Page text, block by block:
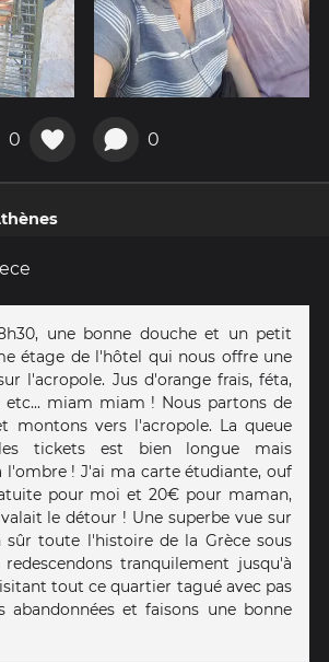
0 0
une bonne douche et un petit
étage de l'hôtel qui nous offre une
l'acropole. Jus d'orange frais, féta,
etc... miam miam ! Nous partons de
montons vers l'acropole. La queue
tickets est bien longue mais
l'ombre ! J'ai ma carte étudiante, ouf
pour moi et 20€ pour maman,
le détour ! Une superbe vue sur
sûr toute l'histoire de la Grèce sous
tranquilement jusqu'à
tout ce quartier tagué avec pas
abandonnées et faisons une bonne